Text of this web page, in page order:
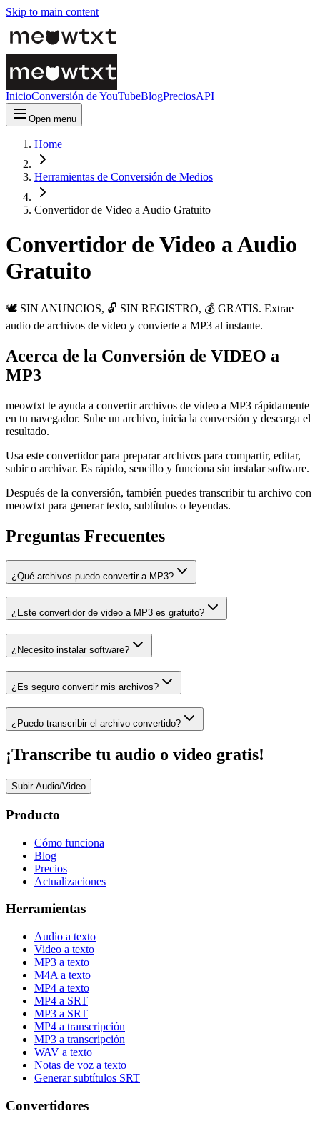
Skip to main content
InicioConversión de YouTubeBlogPreciosAPI
Open menu
Home
Herramientas de Conversión de Medios
Convertidor de Video a Audio Gratuito
Convertidor de Video a Audio
Gratuito
🕊️ SIN ANUNCIOS, 🔓 SIN REGISTRO, 💰 GRATIS. Extrae
audio de archivos de video y convierte a MP3 al instante.
Acerca de la Conversión de VIDEO a
MP3
meowtxt te ayuda a convertir archivos de video a MP3 rápidamente
en tu navegador. Sube un archivo, inicia la conversión y descarga el
resultado.
Usa este convertidor para preparar archivos para compartir, editar,
subir o archivar. Es rápido, sencillo y funciona sin instalar software.
Después de la conversión, también puedes transcribir tu archivo con
meowtxt para generar texto, subtítulos o leyendas.
Preguntas Frecuentes
¿Qué archivos puedo convertir a MP3?
¿Este convertidor de video a MP3 es gratuito?
¿Necesito instalar software?
¿Es seguro convertir mis archivos?
¿Puedo transcribir el archivo convertido?
¡Transcribe tu audio o video gratis!
Subir Audio/Video
Producto
Cómo funciona
Blog
Precios
Actualizaciones
Herramientas
Audio a texto
Video a texto
MP3 a texto
M4A a texto
MP4 a texto
MP4 a SRT
MP3 a SRT
MP4 a transcripción
MP3 a transcripción
WAV a texto
Notas de voz a texto
Generar subtítulos SRT
Convertidores